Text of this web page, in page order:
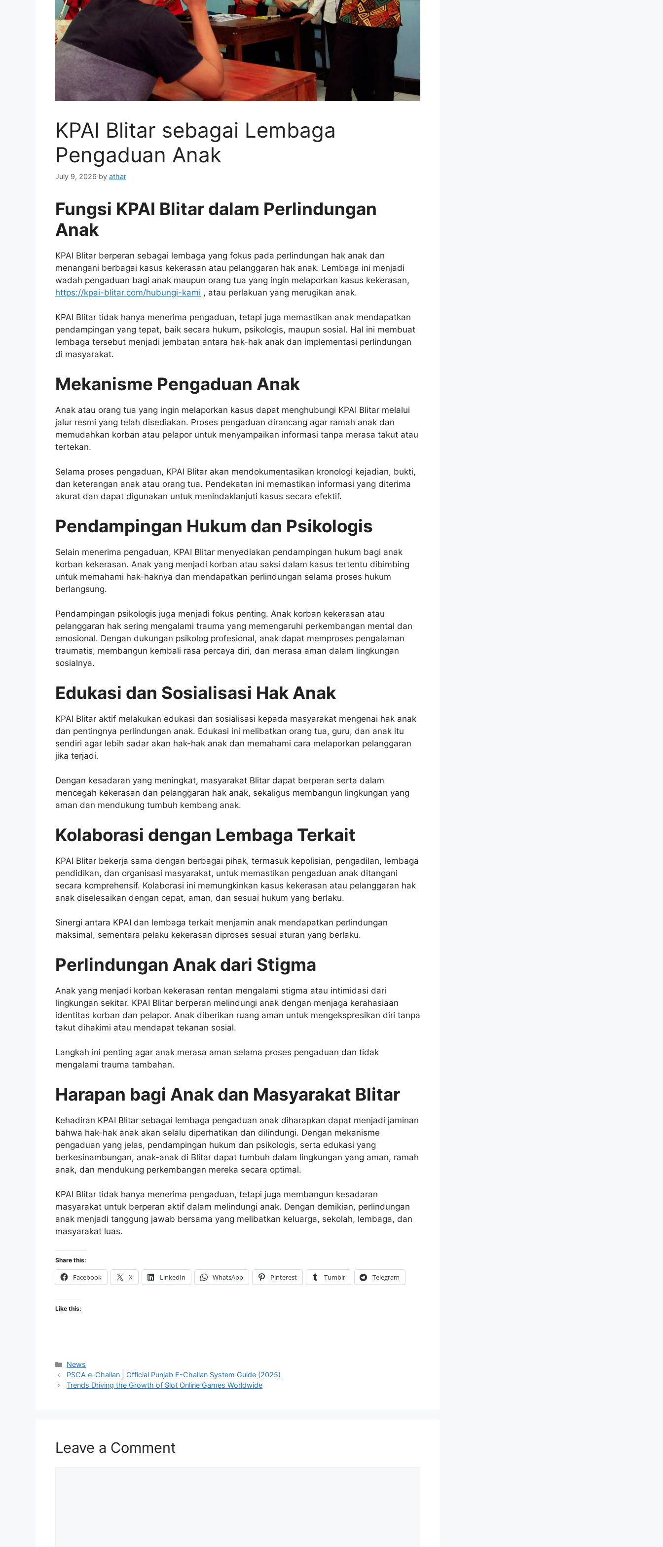
KPAI Blitar sebagai Lembaga
Pengaduan Anak
July 9, 2026 by athar
Fungsi KPAI Blitar dalam Perlindungan
Anak
KPAI Blitar berperan sebagai lembaga yang fokus pada perlindungan hak anak dan
menangani berbagai kasus kekerasan atau pelanggaran hak anak. Lembaga ini menjadi
wadah pengaduan bagi anak maupun orang tua yang ingin melaporkan kasus kekerasan,
https://kpai-blitar.com/hubungi-kami , atau perlakuan yang merugikan anak.
KPAI Blitar tidak hanya menerima pengaduan, tetapi juga memastikan anak mendapatkan
pendampingan yang tepat, baik secara hukum, psikologis, maupun sosial. Hal ini membuat
lembaga tersebut menjadi jembatan antara hak-hak anak dan implementasi perlindungan
di masyarakat.
Mekanisme Pengaduan Anak
Anak atau orang tua yang ingin melaporkan kasus dapat menghubungi KPAI Blitar melalui
jalur resmi yang telah disediakan. Proses pengaduan dirancang agar ramah anak dan
memudahkan korban atau pelapor untuk menyampaikan informasi tanpa merasa takut atau
tertekan.
Selama proses pengaduan, KPAI Blitar akan mendokumentasikan kronologi kejadian, bukti,
dan keterangan anak atau orang tua. Pendekatan ini memastikan informasi yang diterima
akurat dan dapat digunakan untuk menindaklanjuti kasus secara efektif.
Pendampingan Hukum dan Psikologis
Selain menerima pengaduan, KPAI Blitar menyediakan pendampingan hukum bagi anak
korban kekerasan. Anak yang menjadi korban atau saksi dalam kasus tertentu dibimbing
untuk memahami hak-haknya dan mendapatkan perlindungan selama proses hukum
berlangsung.
Pendampingan psikologis juga menjadi fokus penting. Anak korban kekerasan atau
pelanggaran hak sering mengalami trauma yang memengaruhi perkembangan mental dan
emosional. Dengan dukungan psikolog profesional, anak dapat memproses pengalaman
traumatis, membangun kembali rasa percaya diri, dan merasa aman dalam lingkungan
sosialnya.
Edukasi dan Sosialisasi Hak Anak
KPAI Blitar aktif melakukan edukasi dan sosialisasi kepada masyarakat mengenai hak anak
dan pentingnya perlindungan anak. Edukasi ini melibatkan orang tua, guru, dan anak itu
sendiri agar lebih sadar akan hak-hak anak dan memahami cara melaporkan pelanggaran
jika terjadi.
Dengan kesadaran yang meningkat, masyarakat Blitar dapat berperan serta dalam
mencegah kekerasan dan pelanggaran hak anak, sekaligus membangun lingkungan yang
aman dan mendukung tumbuh kembang anak.
Kolaborasi dengan Lembaga Terkait
KPAI Blitar bekerja sama dengan berbagai pihak, termasuk kepolisian, pengadilan, lembaga
pendidikan, dan organisasi masyarakat, untuk memastikan pengaduan anak ditangani
secara komprehensif. Kolaborasi ini memungkinkan kasus kekerasan atau pelanggaran hak
anak diselesaikan dengan cepat, aman, dan sesuai hukum yang berlaku.
Sinergi antara KPAI dan lembaga terkait menjamin anak mendapatkan perlindungan
maksimal, sementara pelaku kekerasan diproses sesuai aturan yang berlaku.
Perlindungan Anak dari Stigma
Anak yang menjadi korban kekerasan rentan mengalami stigma atau intimidasi dari
lingkungan sekitar. KPAI Blitar berperan melindungi anak dengan menjaga kerahasiaan
identitas korban dan pelapor. Anak diberikan ruang aman untuk mengekspresikan diri tanpa
takut dihakimi atau mendapat tekanan sosial.
Langkah ini penting agar anak merasa aman selama proses pengaduan dan tidak
mengalami trauma tambahan.
Harapan bagi Anak dan Masyarakat Blitar
Kehadiran KPAI Blitar sebagai lembaga pengaduan anak diharapkan dapat menjadi jaminan
bahwa hak-hak anak akan selalu diperhatikan dan dilindungi. Dengan mekanisme
pengaduan yang jelas, pendampingan hukum dan psikologis, serta edukasi yang
berkesinambungan, anak-anak di Blitar dapat tumbuh dalam lingkungan yang aman, ramah
anak, dan mendukung perkembangan mereka secara optimal.
KPAI Blitar tidak hanya menerima pengaduan, tetapi juga membangun kesadaran
masyarakat untuk berperan aktif dalam melindungi anak. Dengan demikian, perlindungan
anak menjadi tanggung jawab bersama yang melibatkan keluarga, sekolah, lembaga, dan
masyarakat luas.
Share this:
Facebook X LinkedIn WhatsApp Pinterest Tumblr Telegram
Like this:
Categories
News
PSCA e-Challan | Official Punjab E-Challan System Guide (2025)
Trends Driving the Growth of Slot Online Games Worldwide
Leave a Comment